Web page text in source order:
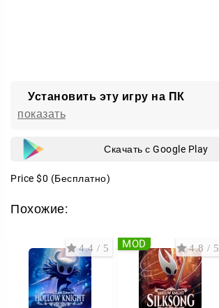
Установить эту игру на ПК
показать
Скачать с Google Play
Price $0 (Бесплатно)
Похожие:
4.4 / 5 4.8 / 5
MOD